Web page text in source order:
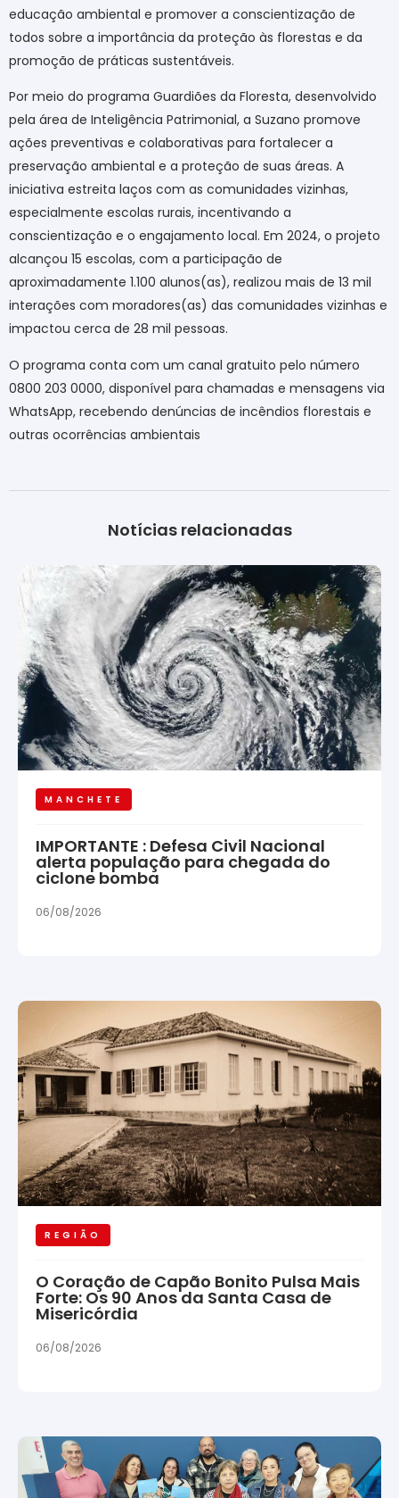
educação ambiental e promover a conscientização de
todos sobre a importância da proteção às florestas e da
promoção de práticas sustentáveis.
Por meio do programa Guardiões da Floresta, desenvolvido
pela área de Inteligência Patrimonial, a Suzano promove
ações preventivas e colaborativas para fortalecer a
preservação ambiental e a proteção de suas áreas. A
iniciativa estreita laços com as comunidades vizinhas,
especialmente escolas rurais, incentivando a
conscientização e o engajamento local. Em 2024, o projeto
alcançou 15 escolas, com a participação de
aproximadamente 1.100 alunos(as), realizou mais de 13 mil
interações com moradores(as) das comunidades vizinhas e
impactou cerca de 28 mil pessoas.
O programa conta com um canal gratuito pelo número
0800 203 0000, disponível para chamadas e mensagens via
WhatsApp, recebendo denúncias de incêndios florestais e
outras ocorrências ambientais
Notícias relacionadas
MANCHETE
IMPORTANTE : Defesa Civil Nacional
alerta população para chegada do
ciclone bomba
06/08/2026
REGIÃO
O Coração de Capão Bonito Pulsa Mais
Forte: Os 90 Anos da Santa Casa de
Misericórdia
06/08/2026